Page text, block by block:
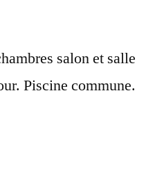
salon et salle
Piscine commune.